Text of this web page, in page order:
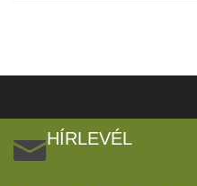
HÍRLEVÉL